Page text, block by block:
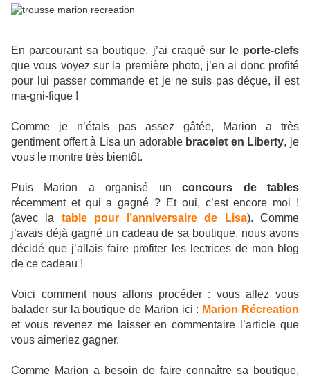
En parcourant sa boutique, j’ai craqué sur le porte-clefs
que vous voyez sur la première photo, j’en ai donc profité
pour lui passer commande et je ne suis pas déçue, il est
ma-gni-fique !
Comme je n’étais pas assez gâtée, Marion a très
gentiment offert à Lisa un adorable bracelet en Liberty, je
vous le montre très bientôt.
Puis Marion a organisé unconcours de tables
récemment et qui a gagné ? Et oui, c’est encore moi !
(avec la table pour l’anniversaire de Lisa). Comme
j’avais déjà gagné un cadeau de sa boutique, nous avons
décidé que j’allais faire profiter les lectrices de mon blog
de ce cadeau !
Voici comment nous allons procéder : vous allez vous
balader sur la boutique de Marion ici : Marion Récreation
et vous revenez me laisser en commentaire l’article que
vous aimeriez gagner.
Comme Marion a besoin de faire connaître sa boutique,